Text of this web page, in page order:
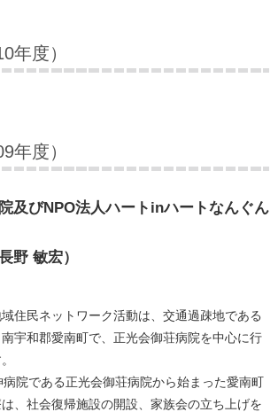
年度）
年度）
及びNPO法人ハートinハートなんぐん
野 敏宏）
住民ネットワーク活動は、交通過疎地である
宇和郡愛南町で、正光会御荘病院を中心に行
院である正光会御荘病院から始まった愛南町
、社会復帰施設の開設、家族会の立ち上げを